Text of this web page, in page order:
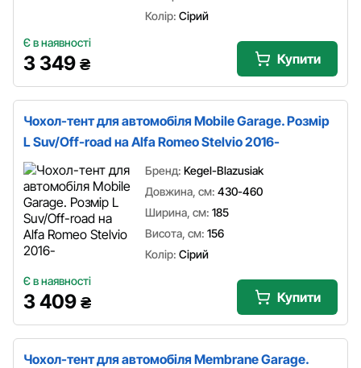
Колір: Сірий
Є в наявності
3 349 ₴ Купити
Чохол-тент для автомобіля Mobile Garage. Розмір
L Suv/Off-road на Alfa Romeo Stelvio 2016-
Бренд: Kegel-Blazusiak
Довжина, см: 430-460
Ширина, см: 185
Висота, см: 156
Колір: Сірий
Є в наявності
3 409 ₴ Купити
Чохол-тент для автомобіля Membrane Garage.